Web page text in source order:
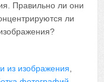
Правильно ли они
ли
из изображения,